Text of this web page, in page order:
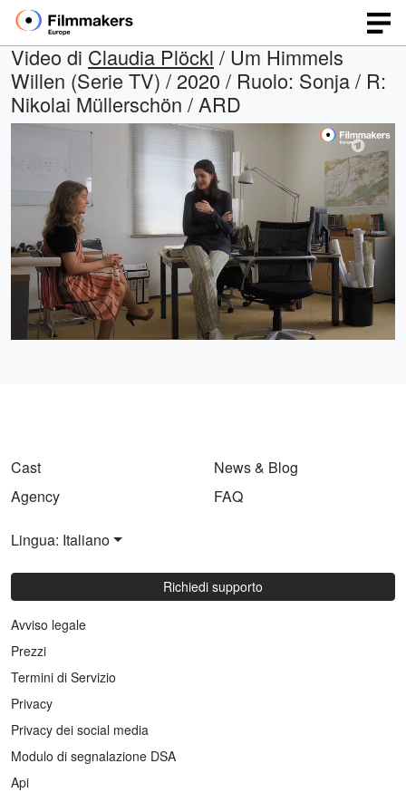
Video di Claudia Plöckl / Um Himmels
Willen (Serie TV) / 2020 / Ruolo: Sonja / R:
Nikolai Müllerschön / ARD
Audio
Caricato:
100.00%
Open
quality
selector
Cast
Agency
News & Blog
FAQ
Lingua: Italiano
Richiedi supporto
Avviso legale
Prezzi
Termini di Servizio
Privacy
Privacy dei social media
Modulo di segnalazione DSA
Api